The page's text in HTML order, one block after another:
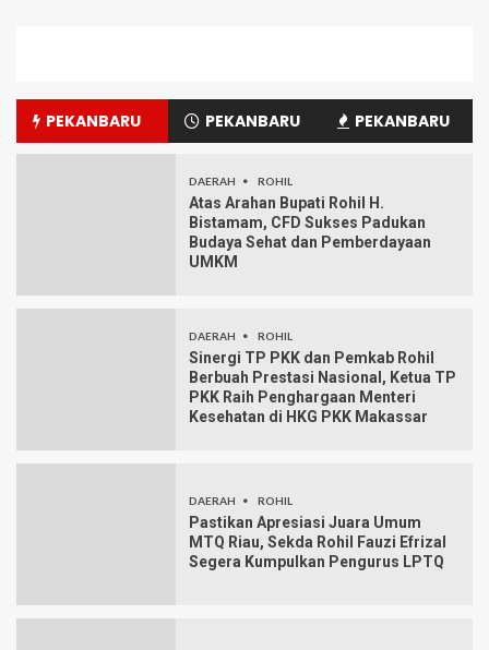
PEKANBARU PEKANBARU PEKANBARU
DAERAH ROHIL
Atas Arahan Bupati Rohil H.
Bistamam, CFD Sukses Padukan
Budaya Sehat dan Pemberdayaan
UMKM
DAERAH ROHIL
Sinergi TP PKK dan Pemkab Rohil
Berbuah Prestasi Nasional, Ketua TP
PKK Raih Penghargaan Menteri
Kesehatan di HKG PKK Makassar
DAERAH ROHIL
Pastikan Apresiasi Juara Umum
MTQ Riau, Sekda Rohil Fauzi Efrizal
Segera Kumpulkan Pengurus LPTQ